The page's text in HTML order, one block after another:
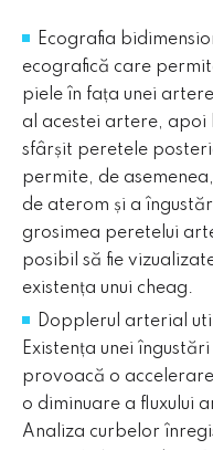
Ecografia
ecografică care
piele în fața unei
al acestei artere, apoi
sfârșit peretele
permite, de
de aterom și a
grosimea peretelui
posibil să fie
existența unui cheag.
Dopplerul arterial
Existența unei
provoacă o accelerare
o diminuare a fluxului
Analiza curbelor
FIŞIERE
Aceste module cookie
folosire a paginii
necesității userului
website-ului nostru.
Vizualizarea
ACCEPT
Trimite
Vezi politica de